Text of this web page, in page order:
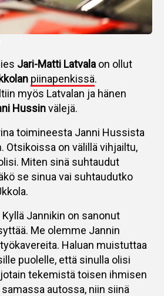
Jari-Matti Latvala on ollut
piinapenkissä.
myös Latvalan ja hänen
Hussinvälejä.
toimineesta Janni Hussista
Otsikoissa on välillä vihjailtu,
Miten sinä suhtaudut
se sinua vai suhtaudutko
Jannikin on sanonut
Me olemme Jannin
Haluan muistuttaa
puolelle, että sinulla olisi
tekemistä toisen ihmisen
autossa, niin siinä